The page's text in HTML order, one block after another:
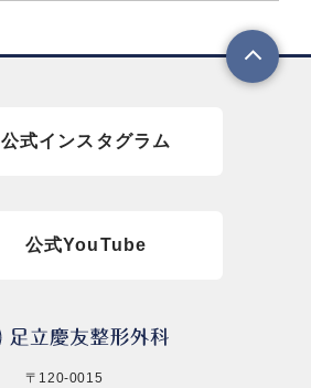
公式インスタグラム
公式YouTube
〒120-0015